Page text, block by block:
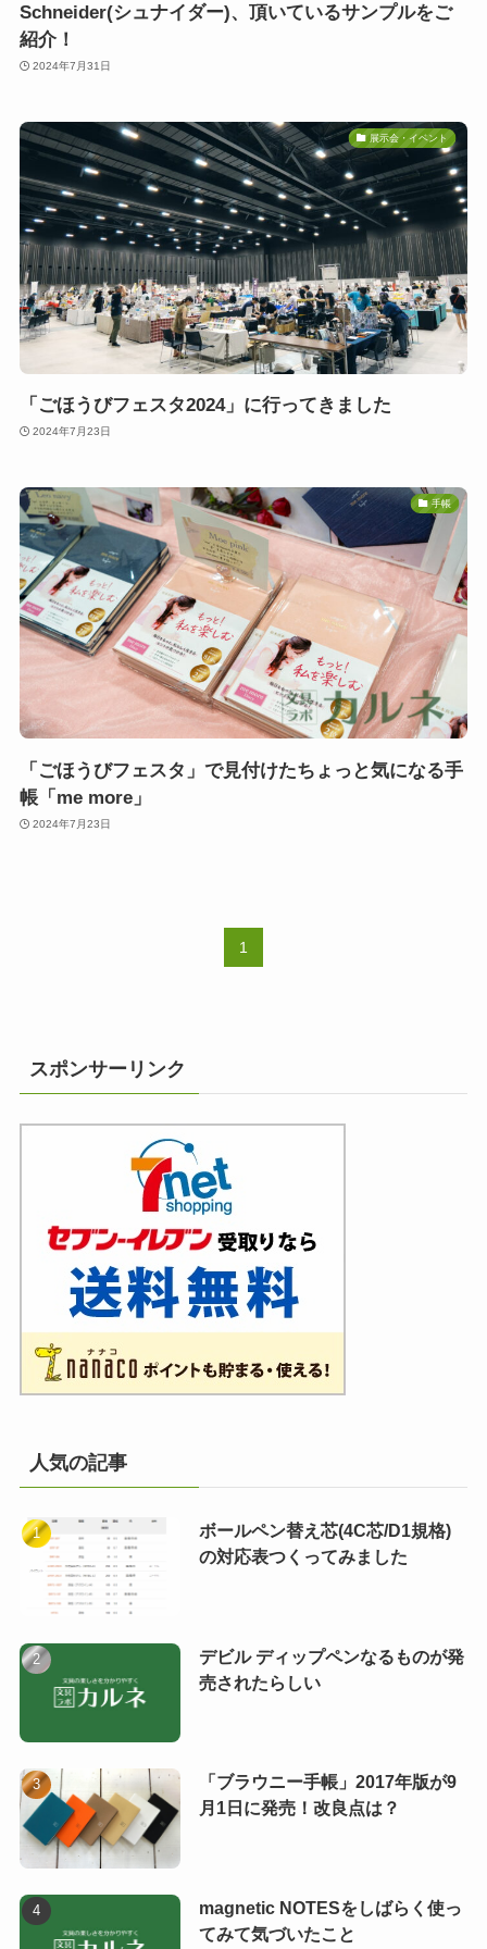
Schneider(シュナイダー)、頂いているサンプルをご
紹介！
2024年7月31日
展示会・イベント
「ごほうびフェスタ2024」に行ってきました
2024年7月23日
手帳
「ごほうびフェスタ」で見付けたちょっと気になる手
帳「me more」
2024年7月23日
1
スポンサーリンク
人気の記事
ボールペン替え芯(4C芯/D1規格)
の対応表つくってみました
デビル ディップペンなるものが発
売されたらしい
「ブラウニー手帳」2017年版が9
月1日に発売！改良点は？
magnetic NOTESをしばらく使っ
てみて気づいたこと